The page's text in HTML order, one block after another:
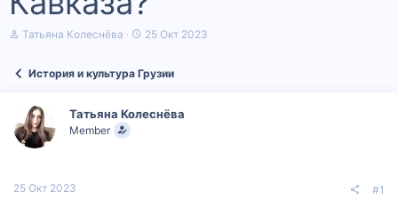
А
е
м
ы
Татьяна Колеснёва
Д
а
ч
25 Окт 2023
История и культура Грузии
Татьяна Колеснёва
Member
25 Окт 2023 #1